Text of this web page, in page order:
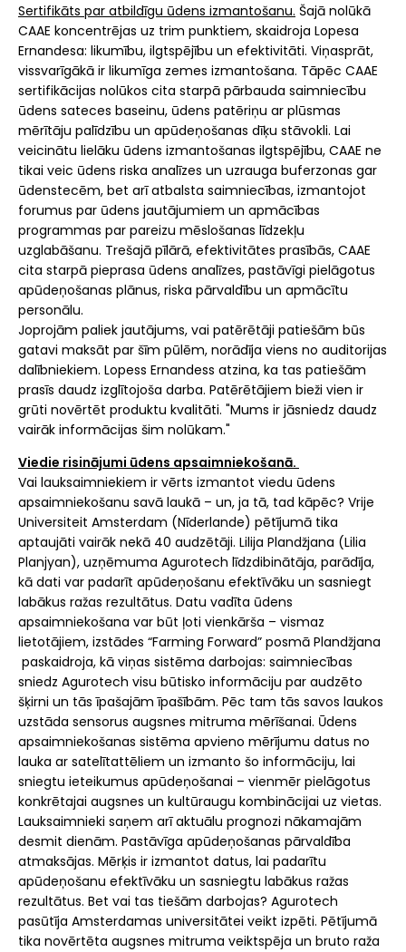
Sertifikāts par atbildīgu ūdens izmantošanu. Šajā nolūkā
CAAE koncentrējas uz trim punktiem, skaidroja Lopesa
Ernandesa: likumību, ilgtspējību un efektivitāti. Viņasprāt,
vissvarīgākā ir likumīga zemes izmantošana. Tāpēc CAAE
sertifikācijas nolūkos cita starpā pārbauda saimniecību
ūdens sateces baseinu, ūdens patēriņu ar plūsmas
mērītāju palīdzību un apūdeņošanas dīķu stāvokli. Lai
veicinātu lielāku ūdens izmantošanas ilgtspējību, CAAE ne
tikai veic ūdens riska analīzes un uzrauga buferzonas gar
ūdenstecēm, bet arī atbalsta saimniecības, izmantojot
forumus par ūdens jautājumiem un apmācības
programmas par pareizu mēslošanas līdzekļu
uzglabāšanu. Trešajā pīlārā, efektivitātes prasībās, CAAE
cita starpā pieprasa ūdens analīzes, pastāvīgi pielāgotus
apūdeņošanas plānus, riska pārvaldību un apmācītu
personālu.
Joprojām paliek jautājums, vai patērētāji patiešām būs
gatavi maksāt par šīm pūlēm, norādīja viens no auditorijas
dalībniekiem. Lopess Ernandess atzina, ka tas patiešām
prasīs daudz izglītojoša darba. Patērētājiem bieži vien ir
grūti novērtēt produktu kvalitāti. "Mums ir jāsniedz daudz
vairāk informācijas šim nolūkam."
Viedie risinājumi ūdens apsaimniekošanā.
Vai lauksaimniekiem ir vērts izmantot viedu ūdens
apsaimniekošanu savā laukā – un, ja tā, tad kāpēc? Vrije
Universiteit Amsterdam (Nīderlande) pētījumā tika
aptaujāti vairāk nekā 40 audzētāji. Lilija Plandžjana (Lilia
Planjyan), uzņēmuma Agurotech līdzdibinātāja, parādīja,
kā dati var padarīt apūdeņošanu efektīvāku un sasniegt
labākus ražas rezultātus. Datu vadīta ūdens
apsaimniekošana var būt ļoti vienkārša – vismaz
lietotājiem, izstādes “Farming Forward” posmā Plandžjana
paskaidroja, kā viņas sistēma darbojas: saimniecības
sniedz Agurotech visu būtisko informāciju par audzēto
šķirni un tās īpašajām īpašībām. Pēc tam tās savos laukos
uzstāda sensorus augsnes mitruma mērīšanai. Ūdens
apsaimniekošanas sistēma apvieno mērījumu datus no
lauka ar satelītattēliem un izmanto šo informāciju, lai
sniegtu ieteikumus apūdeņošanai – vienmēr pielāgotus
konkrētajai augsnes un kultūraugu kombinācijai uz vietas.
Lauksaimnieki saņem arī aktuālu prognozi nākamajām
desmit dienām. Pastāvīga apūdeņošanas pārvaldība
atmaksājas. Mērķis ir izmantot datus, lai padarītu
apūdeņošanu efektīvāku un sasniegtu labākus ražas
rezultātus. Bet vai tas tiešām darbojas? Agurotech
pasūtīja Amsterdamas universitātei veikt izpēti. Pētījumā
tika novērtēta augsnes mitruma veiktspēja un bruto raža